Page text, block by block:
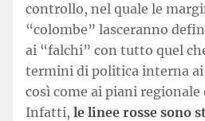
controllo, nel quale le
“colombe” lasceranno
ai “falchi” con tutto quel
termini di politica interna
così come ai piani
Infatti, le linee rosse sono